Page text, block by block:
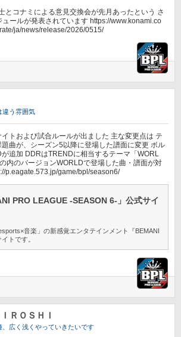
とコナミによる意見交換会が先月あったという さ
ュールが発表されています https://www.konami.co
ja/news/release/2026/0515/
違う雰囲気
トおよび試合ルールが出ました 主な変更点は テ
曲が、シーズン5以降に登場した譜面に変更 ボル
追加 DDRはTRENDに相当するテーマ「WORL
内のバージョンWORLDで登場した曲・譜面が対
p.eagate.573.jp/game/bpl/season6/
PRO LEAGUE -SEASON 6-」公式サイ
音楽」の新感覚エンタテインメント『BEMANI
トです。
ＲＯＳＨＩ
、広く浅くやっていきたいです